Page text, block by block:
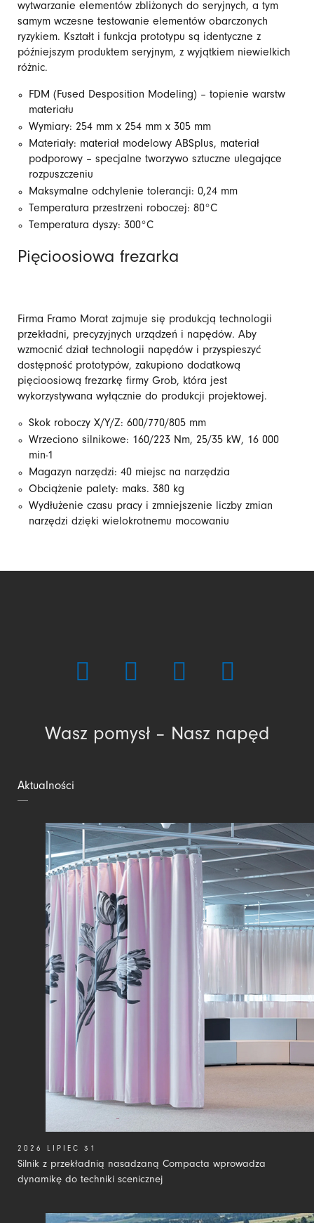
wytwarzanie elementów zbliżonych do seryjnych, a tym
samym wczesne testowanie elementów obarczonych
ryzykiem. Kształt i funkcja prototypu są identyczne z
późniejszym produktem seryjnym, z wyjątkiem niewielkich
różnic.
FDM (Fused Desposition Modeling) – topienie warstw
materiału
Wymiary: 254 mm x 254 mm x 305 mm
Materiały: materiał modelowy ABSplus, materiał
podporowy – specjalne tworzywo sztuczne ulegające
rozpuszczeniu
Maksymalne odchylenie tolerancji: 0,24 mm
Temperatura przestrzeni roboczej: 80°C
Temperatura dyszy: 300°C
Pięcioosiowa frezarka
Firma Framo Morat zajmuje się produkcją technologii
przekładni, precyzyjnych urządzeń i napędów. Aby
wzmocnić dział technologii napędów i przyspieszyć
dostępność prototypów, zakupiono dodatkową
pięcioosiową frezarkę firmy Grob, która jest
wykorzystywana wyłącznie do produkcji projektowej.
Skok roboczy X/Y/Z: 600/770/805 mm
Wrzeciono silnikowe: 160/223 Nm, 25/35 kW, 16 000
min-1
Magazyn narzędzi: 40 miejsc na narzędzia
Obciążenie palety: maks. 380 kg
Wydłużenie czasu pracy i zmniejszenie liczby zmian
narzędzi dzięki wielokrotnemu mocowaniu
Wasz pomysł – Nasz napęd
Aktualności
Silnik z przekładnią nasadzaną Compacta wprowadza
dynamikę do techniki scenicznej
2026 LIPIEC 31